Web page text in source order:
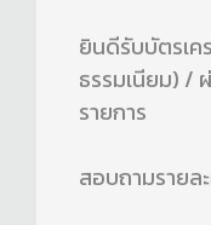
ยินดีรับบัตรเค
ธรรมเนียม) /
รายการ
สอบถามรายล